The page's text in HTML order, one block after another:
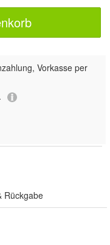
Vorkasse per
Rückgabe